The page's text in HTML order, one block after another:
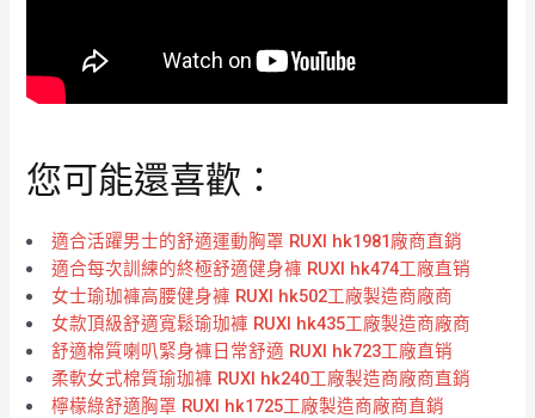
您可能還喜歡：
適合活躍男士的舒適運動胸罩 RUXI hk1981廠商直銷
適合每次訓練的終極舒適健身褲 RUXI hk474工廠直销
女士瑜珈褲高腰健身褲 RUXI hk502工廠製造商廠商
女款頂級舒適寬鬆瑜珈褲 RUXI hk435工廠製造商廠商
舒適棉質喇叭緊身褲日常舒適 RUXI hk723工廠直销
柔軟女式棉質瑜珈褲 RUXI hk240工廠製造商廠商直銷
檸檬綠舒適胸罩 RUXI hk1725工廠製造商廠商直銷